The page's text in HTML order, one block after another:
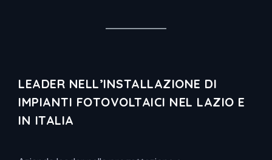
LEADER NELL’INSTALLAZIONE DI
IMPIANTI FOTOVOLTAICI NEL LAZIO E
IN ITALIA